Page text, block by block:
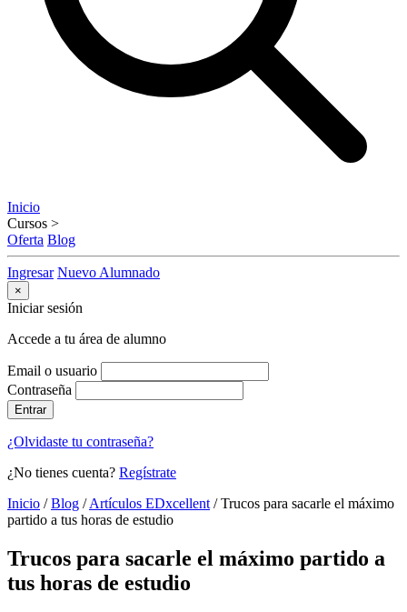
Inicio
Cursos >
Oferta Blog
Ingresar Nuevo Alumnado
×
Iniciar sesión
Accede a tu área de alumno
Email o usuario
Contraseña
Entrar
¿Olvidaste tu contraseña?
¿No tienes cuenta? Regístrate
Inicio / Blog / Artículos EDxcellent /Trucos para sacarle el máximo
partido a tus horas de estudio
Trucos para sacarle el máximo partido a
tus horas de estudio